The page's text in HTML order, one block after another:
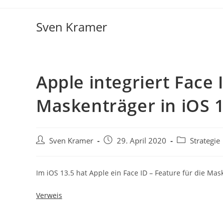
Sven Kramer
Apple integriert Face
Maskenträger in iOS
Sven Kramer 29. April 2020 Strategie
Im iOS 13.5 hat Apple ein Face ID – Feature für die
Verweis